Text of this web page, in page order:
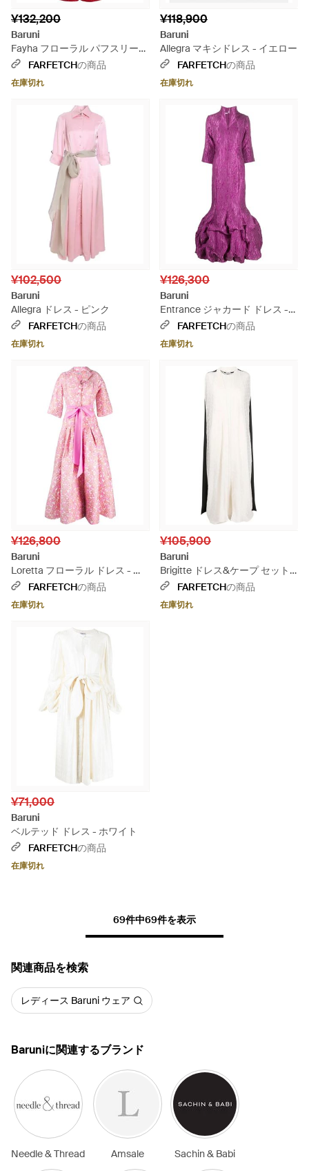
¥132,200
Baruni
Fayha フローラル パフスリーブ
マキシドレス - レッド
FARFETCHの商品
在庫切れ
¥118,900
Baruni
Allegra マキシドレス - イエロー
FARFETCHの商品
在庫切れ
¥102,500
Baruni
Allegra ドレス - ピンク
FARFETCHの商品
在庫切れ
¥126,300
Baruni
Entrance ジャカード ドレス -
パープルFARFETCHの商品
在庫切れ
¥126,800
Baruni
Loretta フローラル ドレス - ピ
ンクFARFETCHの商品
在庫切れ
¥105,900
Baruni
Brigitte ドレス&ケープ セット -
ホワイトFARFETCHの商品
在庫切れ
¥71,000
Baruni
ベルテッド ドレス - ホワイト
FARFETCHの商品
在庫切れ
69件中69件を表示
関連商品を検索
レディース Baruni ウェア
Baruniに関連するブランド
Needle & Thread Amsale Sachin & Babi